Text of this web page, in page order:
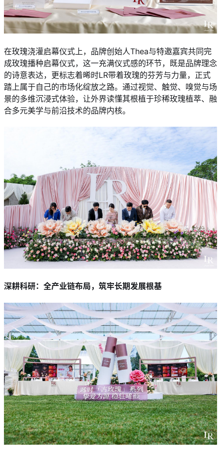
在玫瑰浇灌启幕仪式上，品牌创始人Thea与特邀嘉宾共同完
成玫瑰播种启幕仪式，这一充满仪式感的环节，既是品牌理念
的诗意表达，更标志着晞时LR带着玫瑰的芬芳与力量，正式
踏上属于自己的市场化绽放之路。通过视觉、触觉、嗅觉与场
景的多维沉浸式体验，让外界读懂其根植于珍稀玫瑰植萃、融
合多元美学与前沿技术的品牌内核。
深耕科研：全产业链布局，筑牢长期发展根基